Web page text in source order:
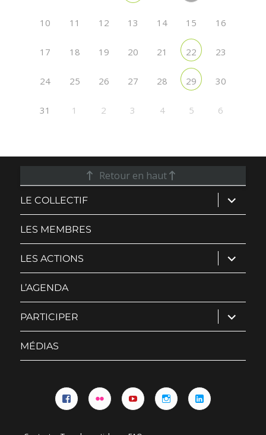
10 11 12 13 14 15 16
17 18 19 20 21 22 23
24 25 26 27 28 29 30
31 1 2 3 4 5 6
Retour en haut
LE COLLECTIF ouvrir
le
sous-
LES MEMBRES
LES ACTIONS ouvrir
le
sous-
L’AGENDA
PARTICIPER ouvrir
le
sous-
MÉDIAS